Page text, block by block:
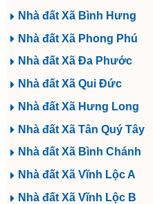
Nhà đất Xã Bình Hưng
Nhà đất Xã Phong Phú
Nhà đất Xã Đa Phước
Nhà đất Xã Qui Đức
Nhà đất Xã Hưng Long
Nhà đất Xã Tân Quý Tây
Nhà đất Xã Bình Chánh
Nhà đất Xã Vĩnh Lộc A
Nhà đất Xã Vĩnh Lộc B